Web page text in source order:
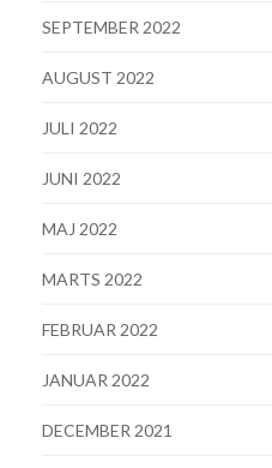
SEPTEMBER 2022
AUGUST 2022
JULI 2022
JUNI 2022
MAJ 2022
MARTS 2022
FEBRUAR 2022
JANUAR 2022
DECEMBER 2021